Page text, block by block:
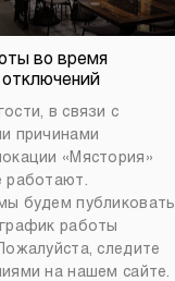
во время
отключений
в связи с
причинами
«Мястория»
работают.
будем публиковать
работы
следите
на нашем сайте.